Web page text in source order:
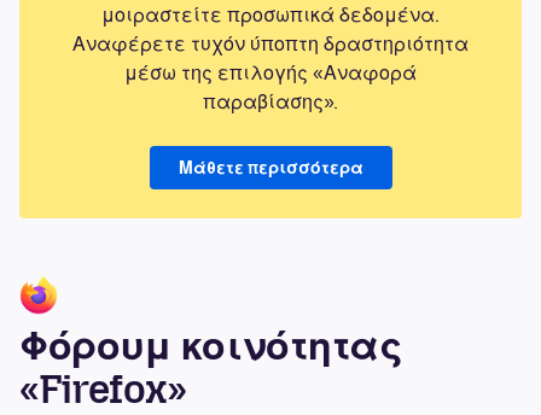
μοιραστείτε προσωπικά δεδομένα.
Αναφέρετε τυχόν ύποπτη δραστηριότητα
μέσω της επιλογής «Αναφορά
παραβίασης».
Μάθετε περισσότερα
Φόρουμ κοινότητας
«Firefox»